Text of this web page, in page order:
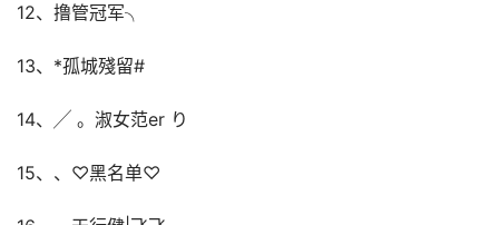
12、撸管冠军╮
13、*孤城殘留#
14、╱ 。淑女范er り
15、、♡黑名单♡